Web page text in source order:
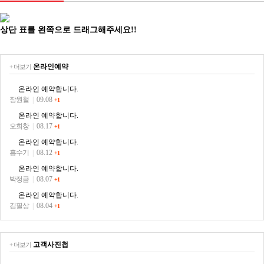
상단 표를 왼쪽으로 드래그해주세요!!
+ 더보기 온라인예약
온라인 예약합니다.
장원철
09.08 +1
온라인 예약합니다.
오희창
08.17 +1
온라인 예약합니다.
홍수기
08.12 +1
온라인 예약합니다.
박정금
08.07 +1
온라인 예약합니다.
김필상
08.04 +1
+ 더보기 고객사진첩